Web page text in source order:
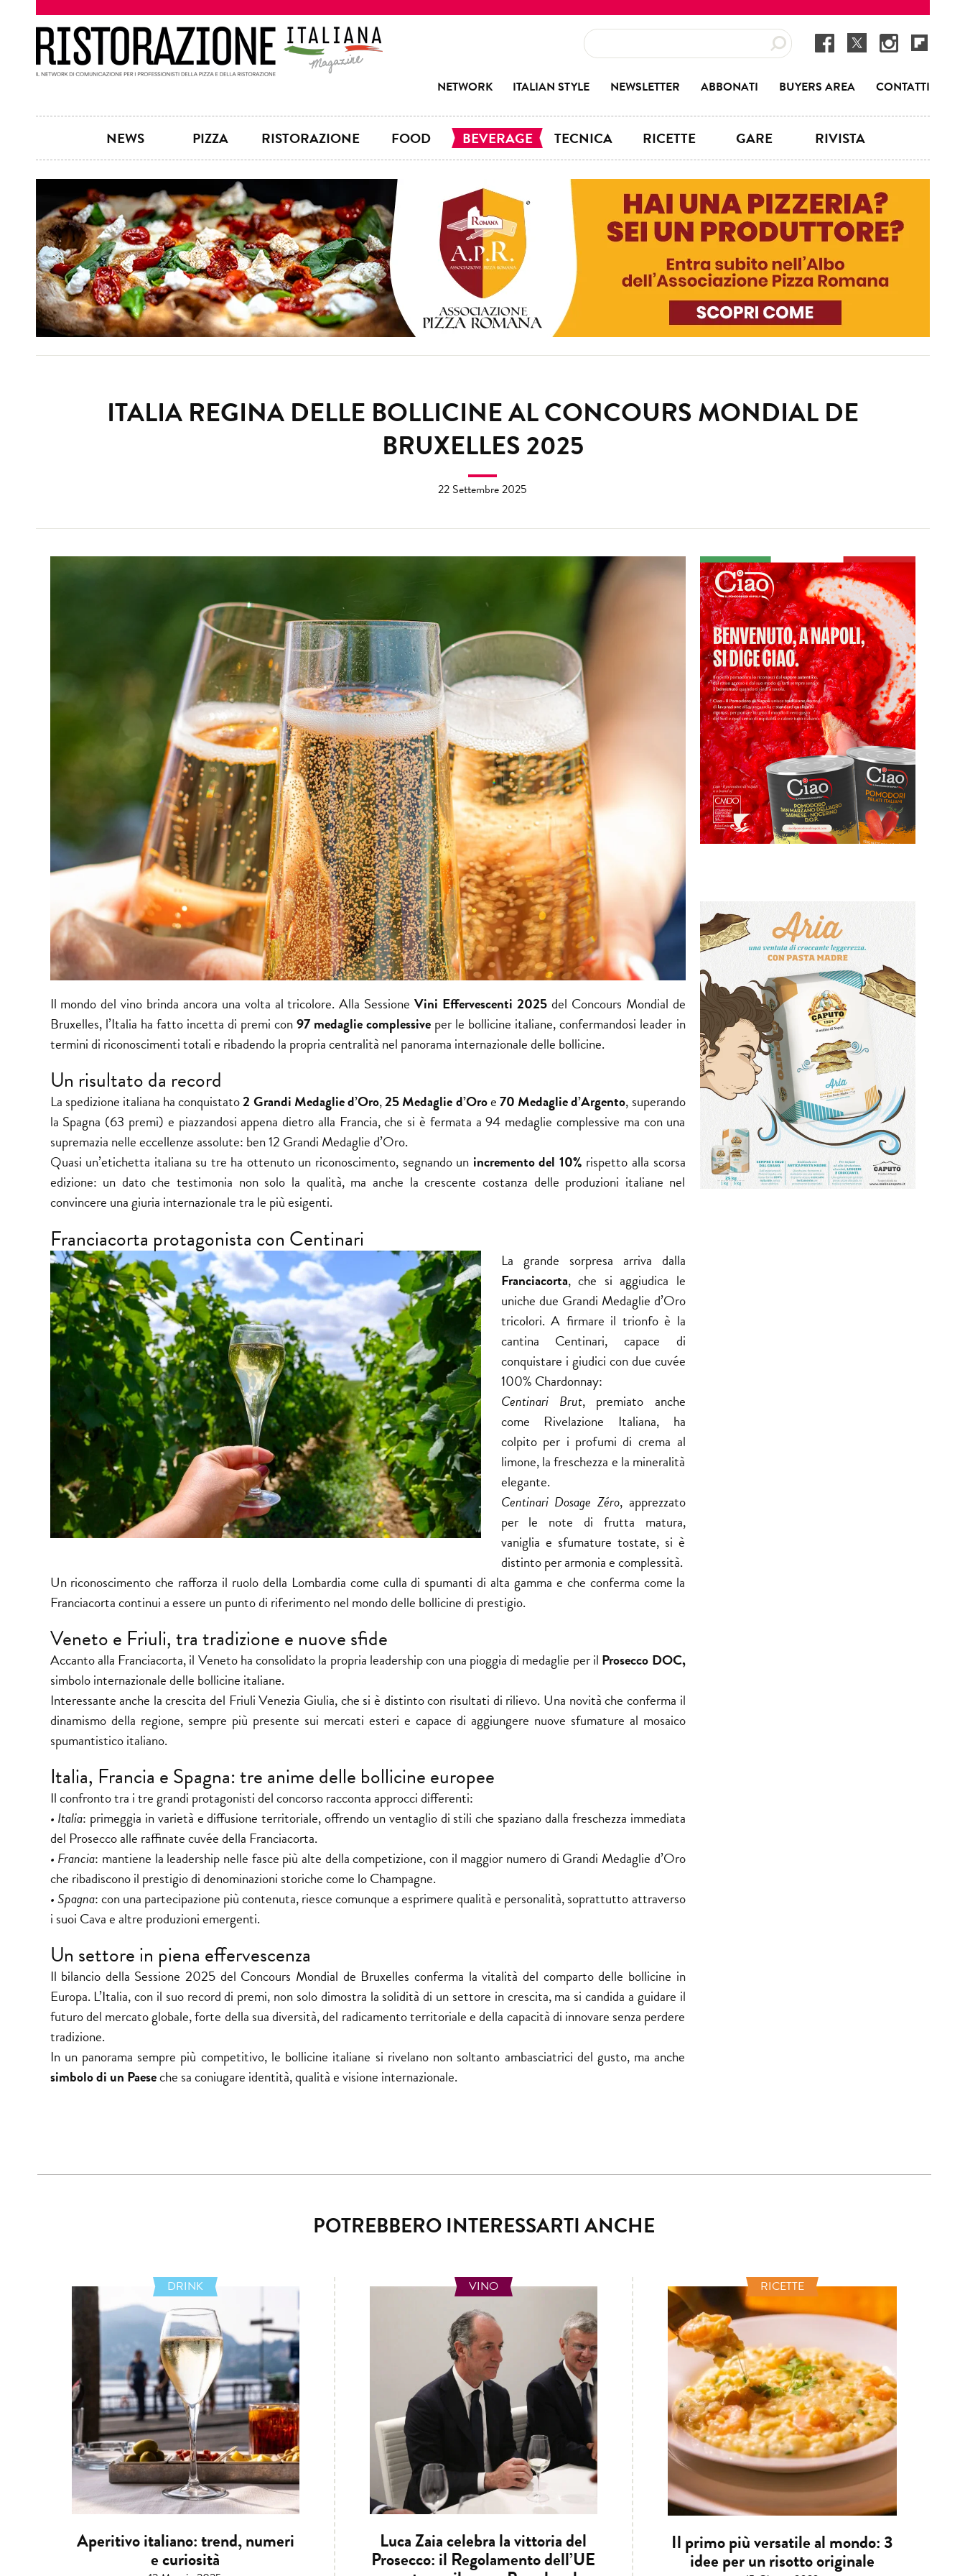
NETWORK ITALIAN STYLE NEWSLETTER ABBONATI BUYERS AREA CONTATTI
NEWS PIZZA RISTORAZIONE FOOD BEVERAGE TECNICA RICETTE GARE RIVISTA
ITALIA REGINA DELLE BOLLICINE AL CONCOURS MONDIAL DE
BRUXELLES 2025
22 Settembre 2025
Il mondo del vino brinda ancora una volta al tricolore. Alla SessioneVini Effervescenti 2025del Concours Mondial de
Bruxelles, l’Italia ha fatto incetta di premi con97 medaglie complessive per le bollicine italiane, confermandosi leader in
termini di riconoscimenti totali e ribadendo la propria centralità nel panorama internazionale delle bollicine.
Un risultato da record
La spedizione italiana ha conquistato2 Grandi Medaglie d’Oro,25 Medaglie d’Oroe70 Medaglie d’Argento, superando
la Spagna (63 premi) e piazzandosi appena dietro alla Francia, che si è fermata a 94 medaglie complessive ma con una
supremazia nelle eccellenze assolute: ben 12 Grandi Medaglie d’Oro.
Quasi un’etichetta italiana su tre ha ottenuto un riconoscimento, segnando un incremento del 10% rispetto alla scorsa
edizione: un dato che testimonia non solo la qualità, ma anche la crescente costanza delle produzioni italiane nel
convincere una giuria internazionale tra le più esigenti.
Franciacorta protagonista con Centinari
La grande sorpresa arriva dalla
Franciacorta, che si aggiudica le
uniche due Grandi Medaglie d’Oro
tricolori. A firmare il trionfo è la
cantina Centinari, capace di
conquistare i giudici con due cuvée
100% Chardonnay:
Centinari Brut, premiato anche
come Rivelazione Italiana, ha
colpito per i profumi di crema al
limone, la freschezza e la mineralità
elegante.
Centinari Dosage Zéro, apprezzato
per le note di frutta matura,
vaniglia e sfumature tostate, si è
distinto per armonia e complessità.
Un riconoscimento che rafforza il ruolo della Lombardia come culla di spumanti di alta gamma e che conferma come la
Franciacorta continui a essere un punto di riferimento nel mondo delle bollicine di prestigio.
Veneto e Friuli, tra tradizione e nuove sfide
Accanto alla Franciacorta, il Veneto ha consolidato la propria leadership con una pioggia di medaglie per il Prosecco DOC,
simbolo internazionale delle bollicine italiane.
Interessante anche la crescita del Friuli Venezia Giulia, che si è distinto con risultati di rilievo. Una novità che conferma il
dinamismo della regione, sempre più presente sui mercati esteri e capace di aggiungere nuove sfumature al mosaico
spumantistico italiano.
Italia, Francia e Spagna: tre anime delle bollicine europee
Il confronto tra i tre grandi protagonisti del concorso racconta approcci differenti:
• Italia: primeggia in varietà e diffusione territoriale, offrendo un ventaglio di stili che spaziano dalla freschezza immediata
del Prosecco alle raffinate cuvée della Franciacorta.
• Francia: mantiene la leadership nelle fasce più alte della competizione, con il maggior numero di Grandi Medaglie d’Oro
che ribadiscono il prestigio di denominazioni storiche come lo Champagne.
• Spagna: con una partecipazione più contenuta, riesce comunque a esprimere qualità e personalità, soprattutto attraverso
i suoi Cava e altre produzioni emergenti.
Un settore in piena effervescenza
Il bilancio della Sessione 2025 del Concours Mondial de Bruxelles conferma la vitalità del comparto delle bollicine in
Europa. L’Italia, con il suo record di premi, non solo dimostra la solidità di un settore in crescita, ma si candida a guidare il
futuro del mercato globale, forte della sua diversità, del radicamento territoriale e della capacità di innovare senza perdere
tradizione.
In un panorama sempre più competitivo, le bollicine italiane si rivelano non soltanto ambasciatrici del gusto, ma anche
simbolo di un Paeseche sa coniugare identità, qualità e visione internazionale.
POTREBBERO INTERESSARTI ANCHE
DRINK
Aperitivo italiano: trend, numeri
e curiosità
VINO
Luca Zaia celebra la vittoria del
Prosecco: il Regolamento dell’UE
RICETTE
Il primo più versatile al mondo: 3
idee per un risotto originale